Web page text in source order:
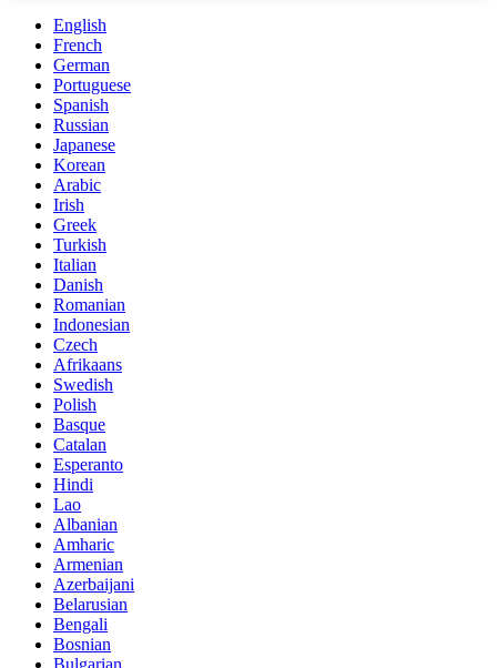
English
French
German
Portuguese
Spanish
Russian
Japanese
Korean
Arabic
Irish
Greek
Turkish
Italian
Danish
Romanian
Indonesian
Czech
Afrikaans
Swedish
Polish
Basque
Catalan
Esperanto
Hindi
Lao
Albanian
Amharic
Armenian
Azerbaijani
Belarusian
Bengali
Bosnian